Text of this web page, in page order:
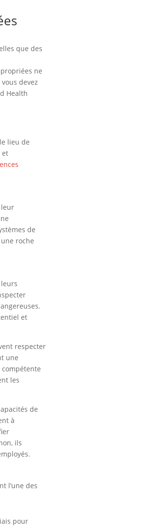
que des
ne
devez
Health
lieu de
et
leur
de
roche
et
respecter
une
les
de
à
ils
l’une des
pour